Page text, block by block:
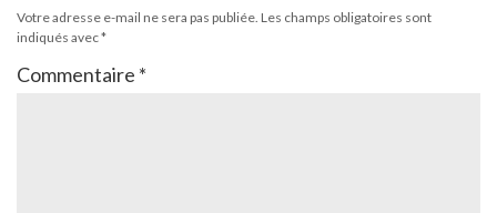
Votre adresse e-mail ne sera pas publiée. Les champs obligatoires sont
indiqués avec*
Commentaire *